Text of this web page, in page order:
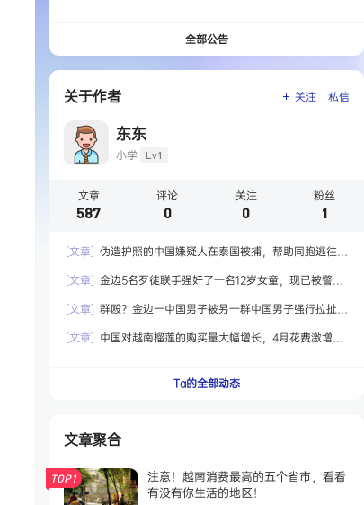
全部公告
关于作者 关注 私信
东东
小学 Lv1
文章
587
评论
0
关注
0
粉丝
1
[文章] 伪造护照的中国嫌疑人在泰国被捕，帮助同胞逃往国
[文章] 金边5名歹徒联手强奸了一名12岁女童，现已被警方
[文章] 群殴？金边一中国男子被另一群中国男子强行拉扯，
[文章] 中国对越南榴莲的购买量大幅增长，4月花费激增6.5
Ta的全部动态
文章聚合
TOP1
注意！越南消费最高的五个省市，看看
有没有你生活的地区！